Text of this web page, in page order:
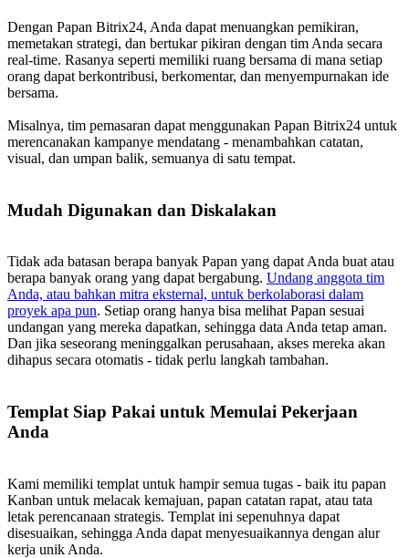
Dengan Papan Bitrix24, Anda dapat menuangkan pemikiran,
memetakan strategi, dan bertukar pikiran dengan tim Anda secara
real-time. Rasanya seperti memiliki ruang bersama di mana setiap
orang dapat berkontribusi, berkomentar, dan menyempurnakan ide
bersama.
Misalnya, tim pemasaran dapat menggunakan Papan Bitrix24 untuk
merencanakan kampanye mendatang - menambahkan catatan,
visual, dan umpan balik, semuanya di satu tempat.
Mudah Digunakan dan Diskalakan
Tidak ada batasan berapa banyak Papan yang dapat Anda buat atau
berapa banyak orang yang dapat bergabung. Undang anggota tim
Anda, atau bahkan mitra eksternal, untuk berkolaborasi dalam
proyek apa pun. Setiap orang hanya bisa melihat Papan sesuai
undangan yang mereka dapatkan, sehingga data Anda tetap aman.
Dan jika seseorang meninggalkan perusahaan, akses mereka akan
dihapus secara otomatis - tidak perlu langkah tambahan.
Templat Siap Pakai untuk Memulai Pekerjaan
Anda
Kami memiliki templat untuk hampir semua tugas - baik itu papan
Kanban untuk melacak kemajuan, papan catatan rapat, atau tata
letak perencanaan strategis. Templat ini sepenuhnya dapat
disesuaikan, sehingga Anda dapat menyesuaikannya dengan alur
kerja unik Anda.